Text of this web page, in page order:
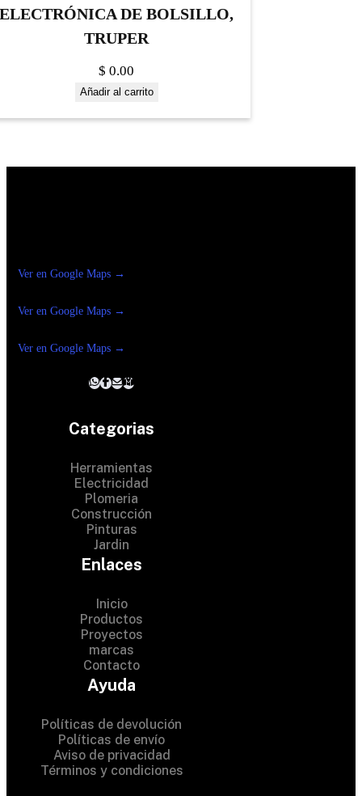
ELECTRÓNICA DE BOLSILLO,
TRUPER
$ 0.00
Añadir al carrito
Ver en Google Maps →
Ver en Google Maps →
Ver en Google Maps →
Categorias
Herramientas
Electricidad
Plomeria
Construcción
Pinturas
Jardin
Enlaces
Inicio
Productos
Proyectos
marcas
Contacto
Ayuda
Políticas de devolución
Políticas de envío
Aviso de privacidad
Términos y condiciones